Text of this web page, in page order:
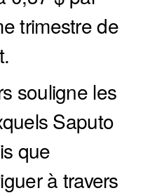
trimestre de
souligne les
Saputo
que
à travers